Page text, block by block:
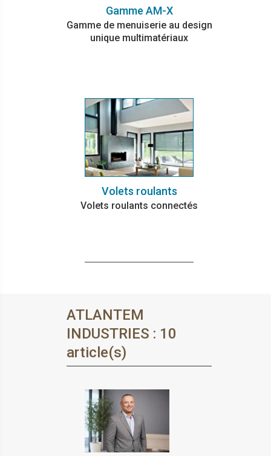
Gamme AM-X
Gamme de menuiserie au design
unique multimatériaux
Volets roulants
Volets roulants connectés
ATLANTEM
INDUSTRIES : 10
article(s)